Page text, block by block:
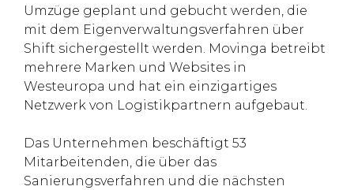
Umzüge geplant und gebucht werden, die
mit dem Eigenverwaltungsverfahren über
Shift sichergestellt werden. Movinga betreibt
mehrere Marken und Websites in
Westeuropa und hat ein einzigartiges
Netzwerk von Logistikpartnern aufgebaut.
Das Unternehmen beschäftigt 53
Mitarbeitenden, die über das
Sanierungsverfahren und die nächsten